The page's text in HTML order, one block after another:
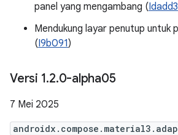
panel yang mengambang (Idadd3
Mendukung layar penutup untuk
(I9b091)
Versi 1.2.0-alpha05
7 Mei 2025